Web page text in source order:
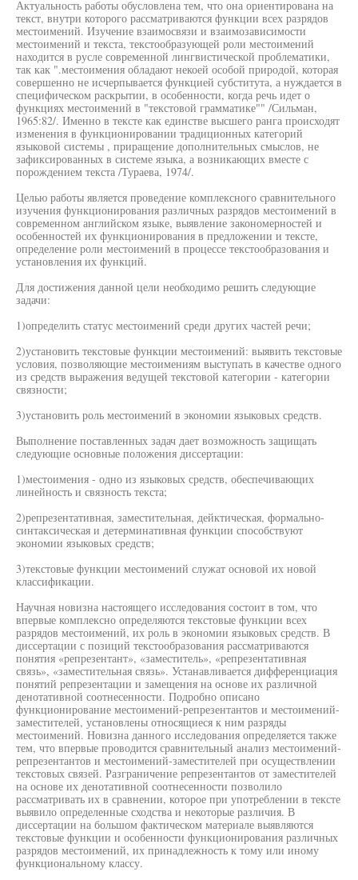
Актуальность работы обусловлена тем, что она ориентирована на
текст, внутри которого рассматриваются функции всех разрядов
местоимений. Изучение взаимосвязи и взаимозависимости
местоимений и текста, текстообразующей роли местоимений
находится в русле современной лингвистической проблематики,
так как ".местоимения обладают некоей особой природой, которая
совершенно не исчерпывается функцией субститута, а нуждается в
специфическом раскрытии, в особенности, когда речь идет о
функциях местоимений в "текстовой грамматике"" /Сильман,
1965:82/. Именно в тексте как единстве высшего ранга происходят
изменения в функционировании традиционных категорий
языковой системы , приращение дополнительных смыслов, не
зафиксированных в системе языка, а возникающих вместе с
порождением текста /Тураева, 1974/.
Целью работы является проведение комплексного сравнительного
изучения функционирования различных разрядов местоимений в
современном английском языке, выявление закономерностей и
особенностей их функционирования в предложении и тексте,
определение роли местоимений в процессе текстообразования и
установления их функций.
Для достижения данной цели необходимо решить следующие
задачи:
1)определить статус местоимений среди других частей речи;
2)установить текстовые функции местоимений: выявить текстовые
условия, позволяющие местоимениям выступать в качестве одного
из средств выражения ведущей текстовой категории - категории
связности;
3)установить роль местоимений в экономии языковых средств.
Выполнение поставленных задач дает возможность защищать
следующие основные положения диссертации:
1)местоимения - одно из языковых средств, обеспечивающих
линейность и связность текста;
2)репрезентативная, заместительная, дейктическая, формально-
синтаксическая и детерминативная функции способствуют
экономии языковых средств;
3)текстовые функции местоимений служат основой их новой
классификации.
Научная новизна настоящего исследования состоит в том, что
впервые комплексно определяются текстовые функции всех
разрядов местоимений, их роль в экономии языковых средств. В
диссертации с позиций текстообразования рассматриваются
понятия «репрезентант», «заместитель», «репрезентативная
связь», «заместительная связь». Устанавливается дифференциация
понятий репрезентации и замещения на основе их различной
денотативной соотнесенности. Подробно описано
функционирование местоимений-репрезентантов и местоимений-
заместителей, установлены относящиеся к ним разряды
местоимений. Новизна данного исследования определяется также
тем, что впервые проводится сравнительный анализ местоимений-
репрезентантов и местоимений-заместителей при осуществлении
текстовых связей. Разграничение репрезентантов от заместителей
на основе их денотативной соотнесенности позволило
рассматривать их в сравнении, которое при употреблении в тексте
выявило определенные сходства и некоторые различия. В
диссертации на большом фактическом материале выявляются
текстовые функции и особенности функционирования различных
разрядов местоимений, их принадлежность к тому или иному
функциональному классу.